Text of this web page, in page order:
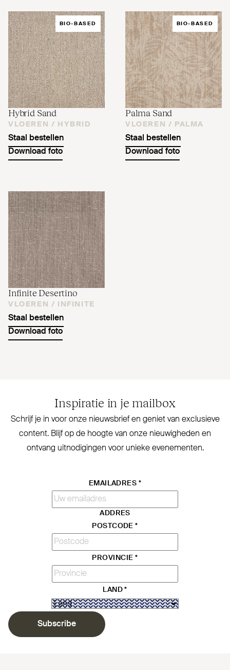
BIO-BASED
Hybrid Sand
VLOEREN / HYBRID
Staal bestellen
Download foto
BIO-BASED
Palma Sand
VLOEREN / PALMA
Staal bestellen
Download foto
Infinite Desertino
VLOEREN / INFINITE
Staal bestellen
Download foto
Inspiratie in je mailbox
Schrijf je in voor onze nieuwsbrief en geniet van exclusieve
content. Blijf op de hoogte van onze nieu­wigheden en
ontvang uit­no­digingen voor unieke evenementen.
EMAILADRES *
ADDRES
POSTCODE*
PROVINCIE*
LAND*
Subscribe